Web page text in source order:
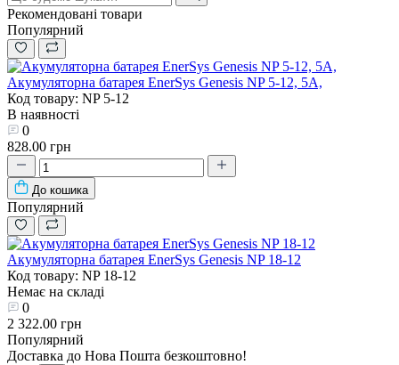
Рекомендовані товари
Популярний
Акумуляторна батарея EnerSys Genesis NP 5-12, 5А,
Код товару: NP 5-12
В наявності
0
828.00 грн
До кошика
Популярний
Акумуляторна батарея EnerSys Genesis NP 18-12
Код товару: NP 18-12
Немає на складі
0
2 322.00 грн
Популярний
Доставка до Нова Пошта безкоштовно!